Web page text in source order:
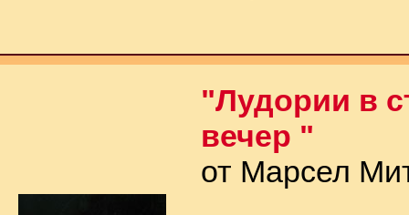
"Лудории в
вечер "
от Марсел